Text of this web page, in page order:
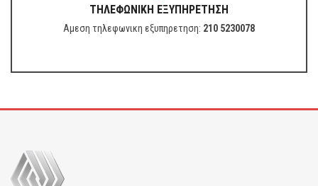
ΤΗΛΕΦΩΝΙΚΗ ΕΞΥΠΗΡΕΤΗΣΗ
Αμεση τηλεφωνικη εξυπηρετηση: 210 5230078